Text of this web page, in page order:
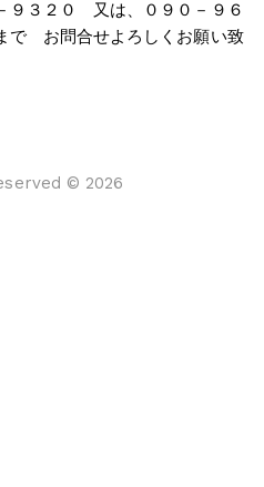
３２０ 又は、０９０－９６
で お問合せよろしくお願い致
© 2026